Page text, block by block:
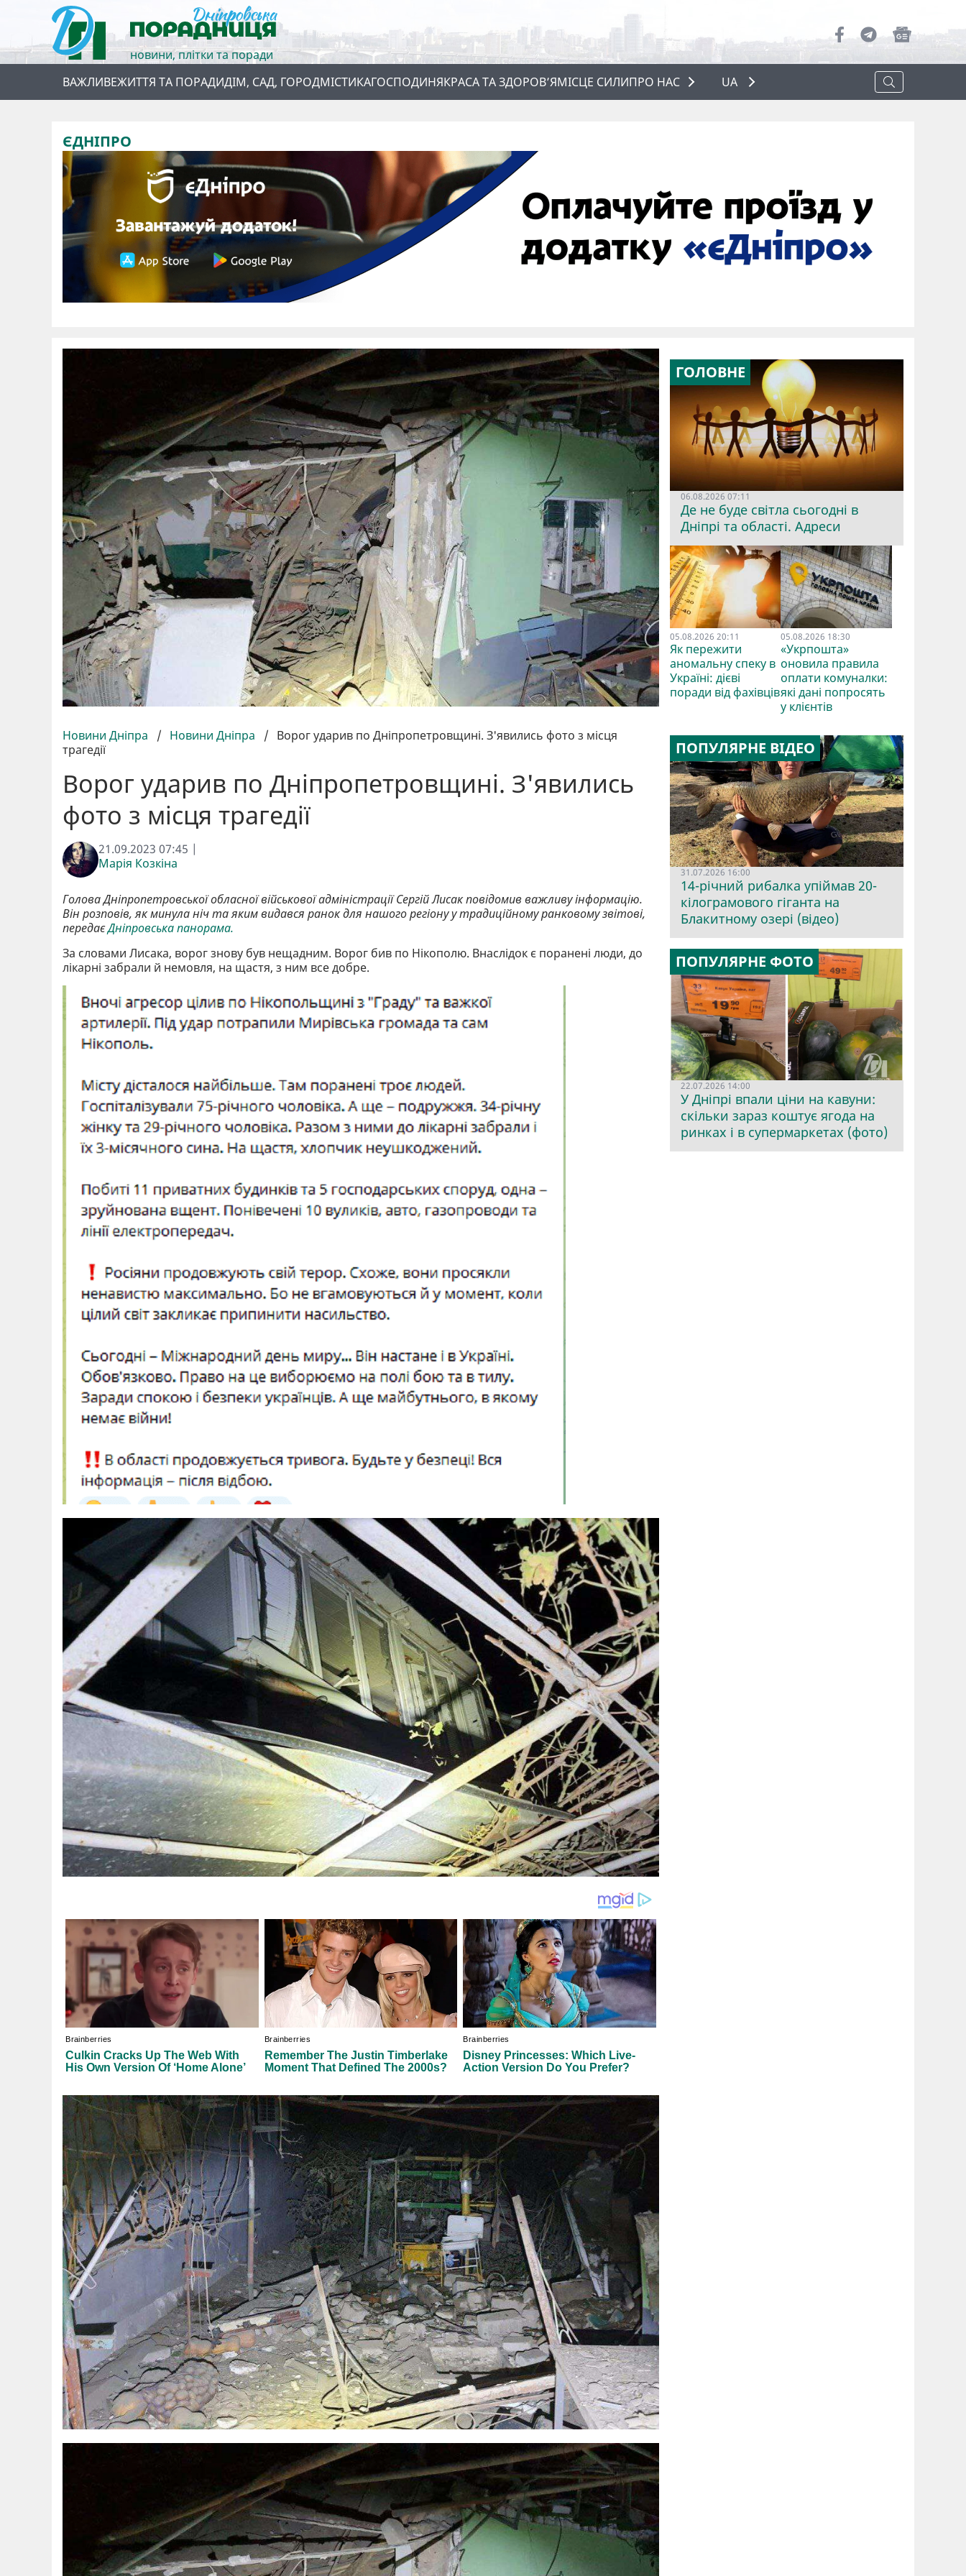
новини, плітки та поради
ВАЖЛИВЕЖИТТЯ ТА ПОРАДИДІМ, САД, ГОРОДМІСТИКАГОСПОДИНЯКРАСА ТА ЗДОРОВ’ЯМІСЦЕ СИЛИПРО НАС
ПРО НАС
UA
ЄДНІПРО
Новини Дніпра / Новини Дніпра / Ворог ударив по Дніпропетровщині. З'явились фото з місця
трагедії
Ворог ударив по Дніпропетровщині. З'явились
фото з місця трагедії
21.09.2023 07:45 |
Марія Козкіна
Голова Дніпропетровської обласної військової адміністрації Сергій Лисак повідомив важливу інформацію.
Він розповів, як минула ніч та яким видався ранок для нашого регіону у традиційному ранковому звітові,
передаєДніпровська панорама.
За словами Лисака, ворог знову був нещадним. Ворог бив по Нікополю. Внаслідок є поранені люди, до
лікарні забрали й немовля, на щастя, з ним все добре.
ГОЛОВНЕ
06.08.2026 07:11
Де не буде світла сьогодні в
Дніпрі та області. Адреси
05.08.2026 20:11
Як пережити
аномальну спеку в
Україні: дієві
поради від фахівців
05.08.2026 18:30
«Укрпошта»
оновила правила
оплати комуналки:
які дані попросять
у клієнтів
ПОПУЛЯРНЕ ВІДЕО
31.07.2026 16:00
14-річний рибалка упіймав 20-
кілограмового гіганта на
Блакитному озері (відео)
ПОПУЛЯРНЕ ФОТО
22.07.2026 14:00
У Дніпрі впали ціни на кавуни:
скільки зараз коштує ягода на
ринках і в супермаркетах (фото)